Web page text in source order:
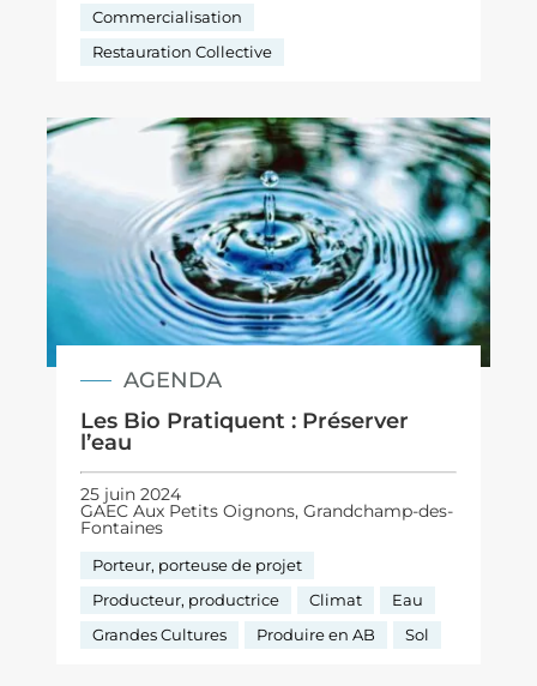
Commercialisation
Restauration Collective
AGENDA
Les Bio Pratiquent : Préserver
l’eau
25 juin 2024
GAEC Aux Petits Oignons, Grandchamp-des-
Fontaines
Porteur, porteuse de projet
Producteur, productrice
Climat
Eau
Grandes Cultures
Produire en AB Sol